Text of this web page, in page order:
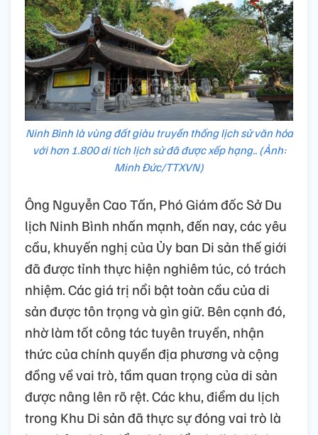
Ninh Bình là vùng đất giàu truyền thống lịch sử văn hóa
với hơn 1.800 di tích lịch sử đã được xếp hạng.. (Ảnh:
Minh Đức/TTXVN)
Ông Nguyễn Cao Tấn, Phó Giám đốc Sở Du
lịch Ninh Bình nhấn mạnh, đến nay, các yêu
cầu, khuyến nghị của Ủy ban Di sản thế giới
đã được tỉnh thực hiện nghiêm túc, có trách
nhiệm. Các giá trị nổi bật toàn cầu của di
sản được tôn trọng và gìn giữ. Bên cạnh đó,
nhờ làm tốt công tác tuyên truyền, nhận
thức của chính quyền địa phương và cộng
đồng về vai trò, tầm quan trọng của di sản
được nâng lên rõ rệt. Các khu, điểm du lịch
trong Khu Di sản đã thực sự đóng vai trò là